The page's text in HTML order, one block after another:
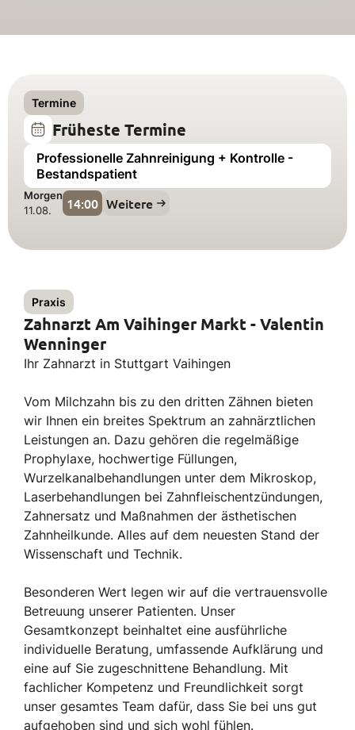
Termine
Früheste Termine
Professionelle Zahnreinigung + Kontrolle -
Bestandspatient
Morgen
11.08.
14:00 Weitere
Praxis
Zahnarzt Am Vaihinger Markt - Valentin
Wenninger
Ihr Zahnarzt in Stuttgart Vaihingen
Vom Milchzahn bis zu den dritten Zähnen bieten
wir Ihnen ein breites Spektrum an zahnärztlichen
Leistungen an. Dazu gehören die regelmäßige
Prophylaxe, hochwertige Füllungen,
Wurzelkanalbehandlungen unter dem Mikroskop,
Laserbehandlungen bei Zahnfleischentzündungen,
Zahnersatz und Maßnahmen der ästhetischen
Zahnheilkunde. Alles auf dem neuesten Stand der
Wissenschaft und Technik.
Besonderen Wert legen wir auf die vertrauensvolle
Betreuung unserer Patienten. Unser
Gesamtkonzept beinhaltet eine ausführliche
individuelle Beratung, umfassende Aufklärung und
eine auf Sie zugeschnittene Behandlung. Mit
fachlicher Kompetenz und Freundlichkeit sorgt
unser gesamtes Team dafür, dass Sie bei uns gut
aufgehoben sind und sich wohl fühlen.